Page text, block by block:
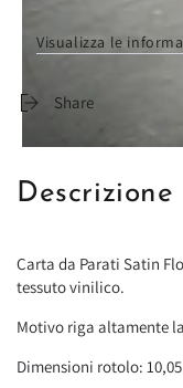
Di solito pronto in 24 ore
Visualizza le
Share
Carta da Parati Satin
tessuto vinilico.
Motivo riga altamente
Dimensioni rotolo: